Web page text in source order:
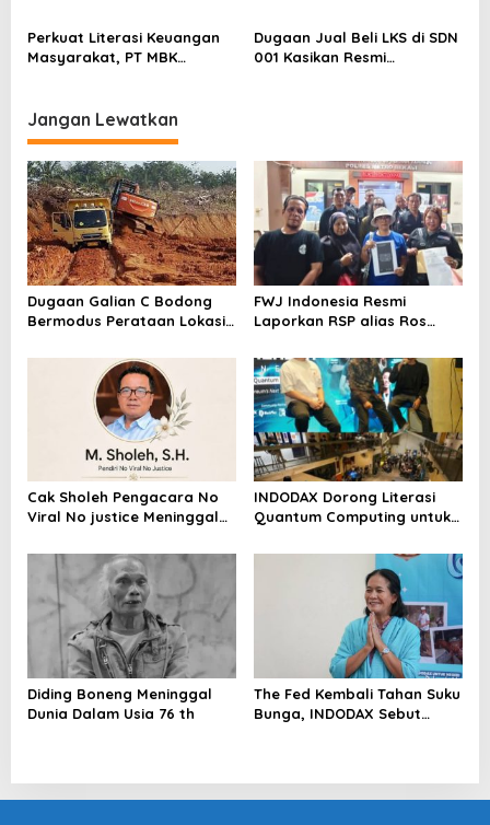
Sentimen Pasar
Pelapor Desak Polda Jambi
Segera Lakukan Penahanan
Perkuat Literasi Keuangan
Masyarakat, PT MBK
Dugaan Jual Beli LKS di SDN
001 Kasikan Resmi
Jangan Lewatkan
Dugaan Galian C Bodong
Bermodus Perataan Lokasi
Riau Akan Tinjauan Lokasi
FWJ Indonesia Resmi
Laporkan RSP alias Ros
Cak Sholeh Pengacara No
Viral No justice Meninggal
INDODAX Dorong Literasi
Quantum Computing untuk
Blockchain
Diding Boneng Meninggal
Dunia Dalam Usia 76 th
The Fed Kembali Tahan Suku
Bunga, INDODAX Sebut